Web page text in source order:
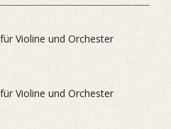
Violine und Orchester
Violine und Orchester